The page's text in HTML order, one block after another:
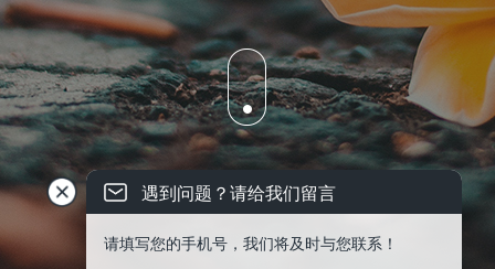
遇到问题？请给我们留言
请填写您的手机号，我们将及时与您联系！